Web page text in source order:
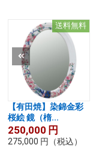
送料無料
【有田焼】染錦金彩
桜絵 鏡（楕...
250,000 円
275,000 円 （税込）